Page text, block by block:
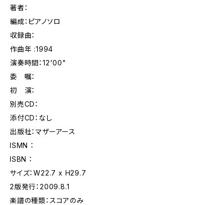
著者：
編成：ピアノソロ
収録曲：
作曲年 :1994
演奏時間：12'00"
委 嘱：
初 演：
別売CD：
添付CD：なし
出版社：マザーアース
ISMN ：
ISBN ：
サイズ：W22.7 x H29.7
2版発行：2009.8.1
楽譜の種類：スコアのみ